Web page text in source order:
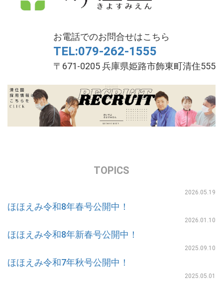
お電話でのお問合せはこちら
TEL:079-262-1555
〒671-0205 兵庫県姫路市飾東町清住555
TOPICS
2026.05.19
ほほえみ令和8年春号公開中！
2026.01.10
ほほえみ令和8年新春号公開中！
2025.09.10
ほほえみ令和7年秋号公開中！
2025.05.01